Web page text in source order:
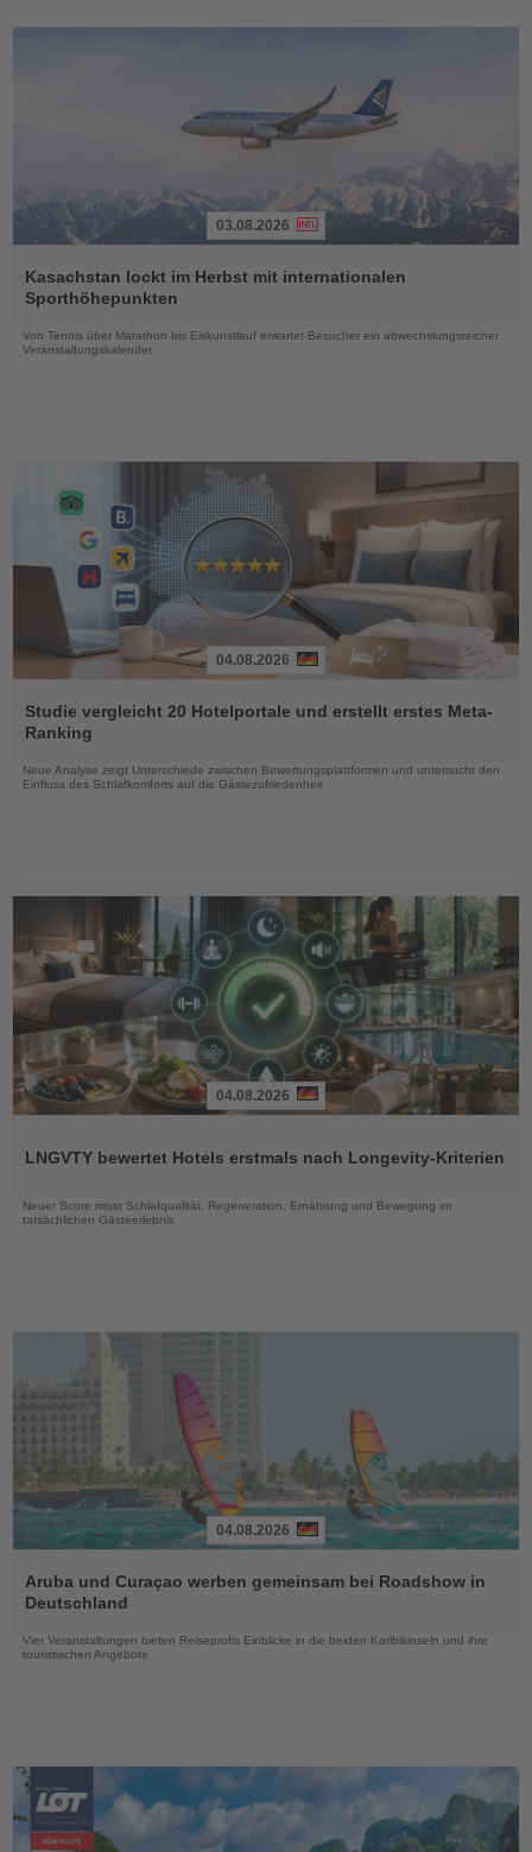
Sie
die
Nachrichten
03.08.2026
Kasachstan lockt im Herbst mit internationalen
Sporthöhepunkten
Von Tennis über Marathon bis Eiskunstlauf erwartet Besucher ein abwechslungsreicher
Veranstaltungskalender
Sie
die
Nachrichten
04.08.2026
Studie vergleicht 20 Hotelportale und erstellt erstes Meta-
Ranking
Neue Analyse zeigt Unterschiede zwischen Bewertungsplattformen und untersucht den
Einfluss des Schlafkomforts auf die Gästezufriedenheit
die
04.08.2026
LNGVTY bewertet Hotels erstmals nach Longevity-Kriterien
Neuer Score misst Schlafqualität, Regeneration, Ernährung und Bewegung im
tatsächlichen Gästeerlebnis
Sie
die
04.08.2026
Aruba und Curaçao werben gemeinsam bei Roadshow in
Deutschland
Vier Veranstaltungen bieten Reiseprofis Einblicke in die beiden Karibikinseln und ihre
touristischen Angebote